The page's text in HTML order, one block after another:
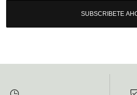
SUBSCRIBETE